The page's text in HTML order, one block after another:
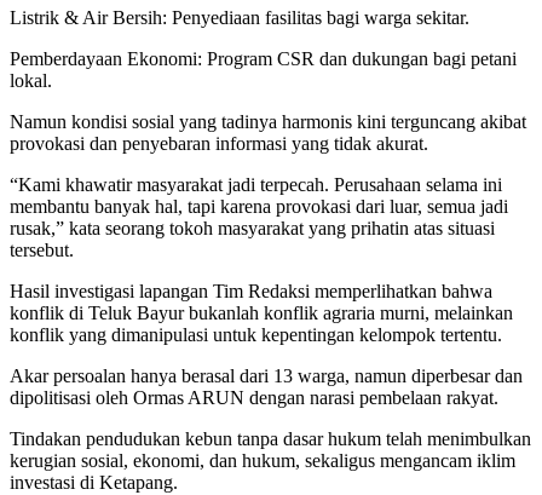
Listrik & Air Bersih: Penyediaan fasilitas bagi warga sekitar.
Pemberdayaan Ekonomi: Program CSR dan dukungan bagi petani
lokal.
Namun kondisi sosial yang tadinya harmonis kini terguncang akibat
provokasi dan penyebaran informasi yang tidak akurat.
“Kami khawatir masyarakat jadi terpecah. Perusahaan selama ini
membantu banyak hal, tapi karena provokasi dari luar, semua jadi
rusak,” kata seorang tokoh masyarakat yang prihatin atas situasi
tersebut.
Hasil investigasi lapangan Tim Redaksi memperlihatkan bahwa
konflik di Teluk Bayur bukanlah konflik agraria murni, melainkan
konflik yang dimanipulasi untuk kepentingan kelompok tertentu.
Akar persoalan hanya berasal dari 13 warga, namun diperbesar dan
dipolitisasi oleh Ormas ARUN dengan narasi pembelaan rakyat.
Tindakan pendudukan kebun tanpa dasar hukum telah menimbulkan
kerugian sosial, ekonomi, dan hukum, sekaligus mengancam iklim
investasi di Ketapang.